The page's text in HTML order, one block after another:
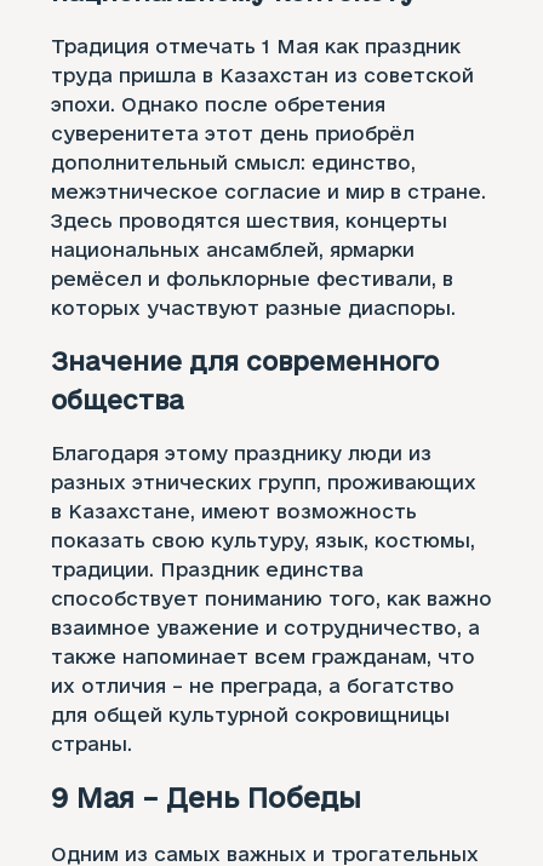
Традиция отмечать 1 Мая как праздник
труда пришла в Казахстан из советской
эпохи. Однако после обретения
суверенитета этот день приобрёл
дополнительный смысл: единство,
межэтническое согласие и мир в стране.
Здесь проводятся шествия, концерты
национальных ансамблей, ярмарки
ремёсел и фольклорные фестивали, в
которых участвуют разные диаспоры.
Значение для современного
общества
Благодаря этому празднику люди из
разных этнических групп, проживающих
в Казахстане, имеют возможность
показать свою культуру, язык, костюмы,
традиции. Праздник единства
способствует пониманию того, как важно
взаимное уважение и сотрудничество, а
также напоминает всем гражданам, что
их отличия – не преграда, а богатство
для общей культурной сокровищницы
страны.
9 Мая – День Победы
Одним из самых важных и трогательных